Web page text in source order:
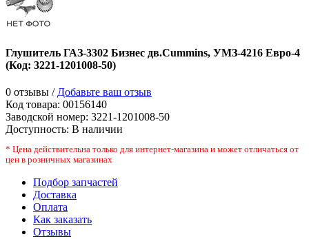
Глушитель ГАЗ-3302 Бизнес дв.Cummins, УМЗ-4216 Евро-4
(Код: 3221-1201008-50)
0 отзывы / Добавьте ваш отзыв
Код товара: 00156140
Заводской номер: 3221-1201008-50
Доступность: В наличии
* Цена действительна только для интернет-магазина и может отличаться от
цен в розничных магазинах
Подбор запчастей
Доставка
Оплата
Как заказать
Отзывы